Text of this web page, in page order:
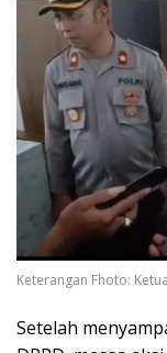
Keterangan Fhoto:
Setelah